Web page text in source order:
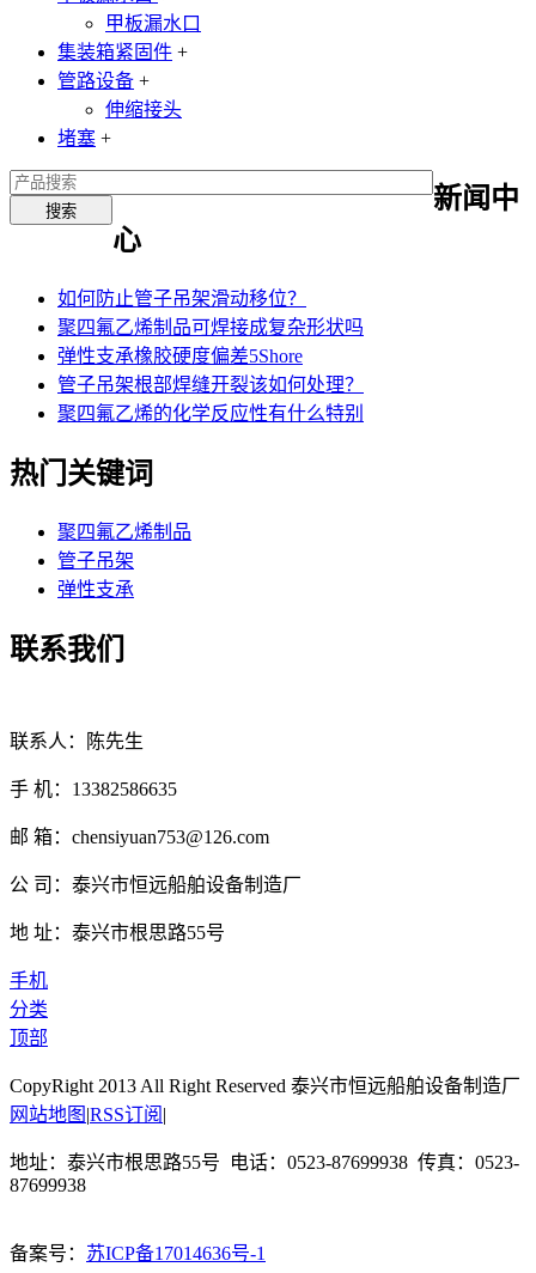
甲板漏水口
集装箱紧固件 +
管路设备 +
伸缩接头
堵塞 +
新闻中
心
如何防止管子吊架滑动移位？
聚四氟乙烯制品可焊接成复杂形状吗
弹性支承橡胶硬度偏差5Shore
管子吊架根部焊缝开裂该如何处理？
聚四氟乙烯的化学反应性有什么特别
热门关键词
聚四氟乙烯制品
管子吊架
弹性支承
联系我们
联系人：陈先生
手 机：13382586635
邮 箱：chensiyuan753@126.com
公 司：泰兴市恒远船舶设备制造厂
地 址：泰兴市根思路55号
手机
分类
顶部
CopyRight 2013 All Right Reserved 泰兴市恒远船舶设备制造厂
网站地图 |RSS订阅 |
地址：泰兴市根思路55号 电话：0523-87699938 传真：0523-
87699938
备案号： 苏ICP备17014636号-1